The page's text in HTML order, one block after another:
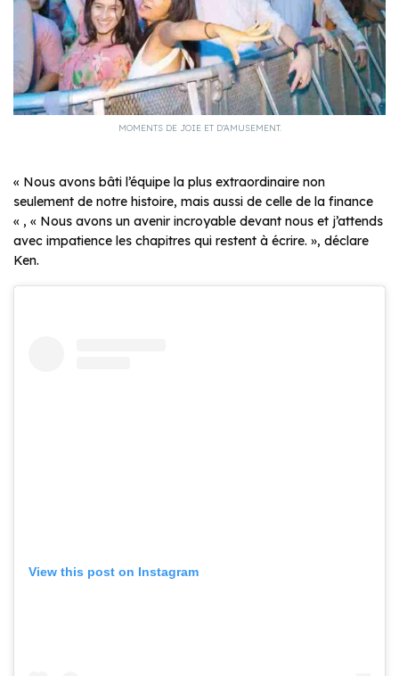
MOMENTS DE JOIE ET D’AMUSEMENT.
« Nous avons bâti l’équipe la plus extraordinaire non
seulement de notre histoire, mais aussi de celle de la finance
« , « Nous avons un avenir incroyable devant nous et j’attends
avec impatience les chapitres qui restent à écrire. », déclare
Ken.
View this post on Instagram